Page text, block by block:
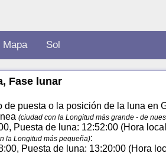
Mapa Sol
Fase lunar
de puesta o la posición de la luna
(ciudad con la Longitud más grande - de
Puesta de luna: 12:52:00 (Hora
la Longitud más pequeña):
Puesta de luna: 13:20:00 (Hora